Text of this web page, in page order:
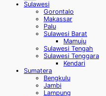
Sulawesi
Gorontalo
Makassar
Palu
Sulawesi Barat
Mamuju
Sulawesi Tengah
Sulawesi Tenggara
Kendari
Sumatera
Bengkulu
Jambi
Lampung